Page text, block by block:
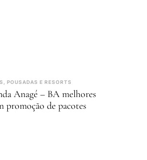
POUSADAS E RESORTS
Anagé – BA melhores
promoção de pacotes